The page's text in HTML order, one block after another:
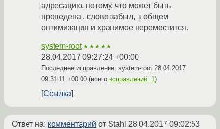
адресацию. потому, что может быть
проведена.. слово забыл, в общем
оптимизация и хранимое переместится.
system-root ★★★★★
28.04.2017 09:27:24 +00:00
Последнее исправление: system-root 28.04.2017
09:31:11 +00:00 (всего исправлений: 1)
Ссылка
Ответ на: комментарий от Stahl 28.04.2017 09:02:53